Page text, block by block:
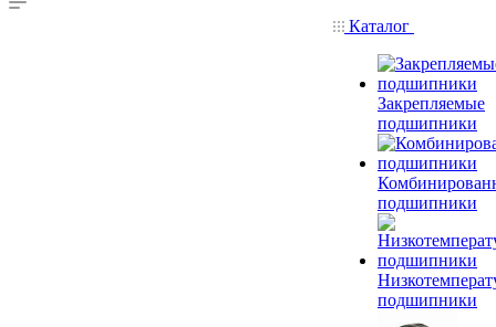
Каталог
Закрепляемые
подшипники
подшипники
подшипники